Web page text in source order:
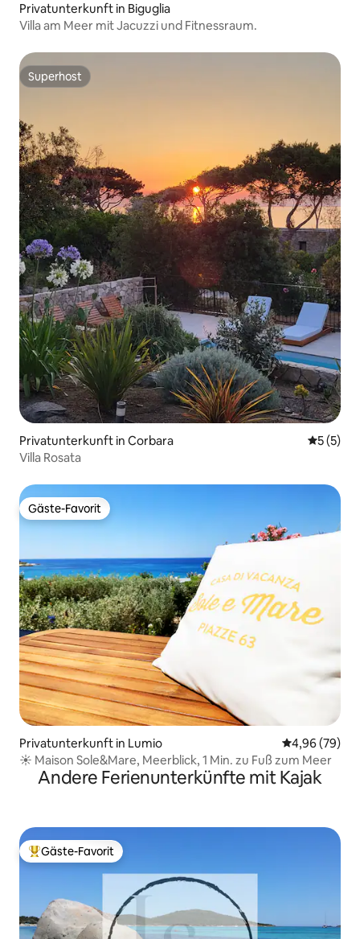
Privatunterkunft in Biguglia
Villa am Meer mit Jacuzzi und Fitnessraum.
Superhost
Superhost
Privatunterkunft in Corbara
5 (5)
Villa Rosata
Gäste-Favorit
Gäste-Favorit
Privatunterkunft in Lumio
4,96 (79)
☀️ Maison Sole&Mare, Meerblick, 1 Min. zu Fuß zum Meer
Andere Ferienunterkünfte mit Kajak
Beliebter Gäste-Favorit.
Gäste-Favorit